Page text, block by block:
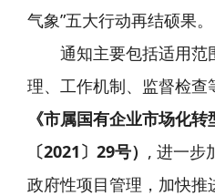
气象”五大行动再结硕果。
通知主要包括适用范
理、工作机制、监督检查
《市属国有企业市场化
〔2021〕29号） , 进一步
政府性项目管理，加快推